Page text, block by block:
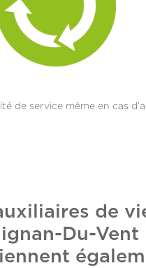
de service même en cas
de
Du-Vent